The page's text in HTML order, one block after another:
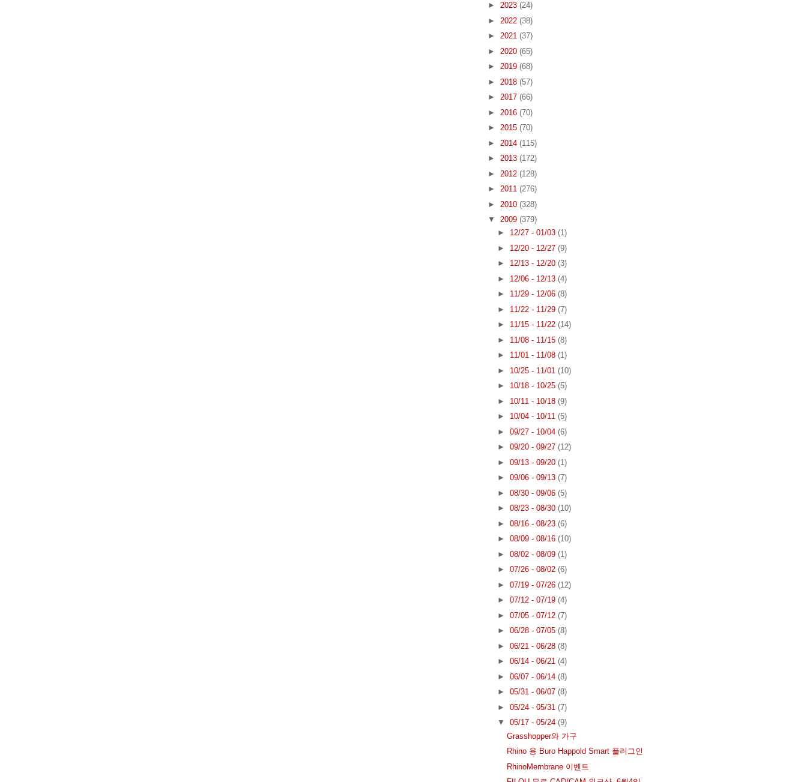
► 2023 (24)
► 2022 (38)
► 2021 (37)
► 2020 (65)
► 2019 (68)
► 2018 (57)
► 2017 (66)
► 2016 (70)
► 2015 (70)
► 2014 (115)
► 2013 (172)
► 2012 (128)
► 2011 (276)
► 2010 (328)
▼ 2009 (379)
► 12/27 - 01/03 (1)
► 12/20 - 12/27 (9)
► 12/13 - 12/20 (3)
► 12/06 - 12/13 (4)
► 11/29 - 12/06 (8)
► 11/22 - 11/29 (7)
► 11/15 - 11/22 (14)
► 11/08 - 11/15 (8)
► 11/01 - 11/08 (1)
► 10/25 - 11/01 (10)
► 10/18 - 10/25 (5)
► 10/11 - 10/18 (9)
► 10/04 - 10/11 (5)
► 09/27 - 10/04 (6)
► 09/20 - 09/27 (12)
► 09/13 - 09/20 (1)
► 09/06 - 09/13 (7)
► 08/30 - 09/06 (5)
► 08/23 - 08/30 (10)
► 08/16 - 08/23 (6)
► 08/09 - 08/16 (10)
► 08/02 - 08/09 (1)
► 07/26 - 08/02 (6)
► 07/19 - 07/26 (12)
► 07/12 - 07/19 (4)
► 07/05 - 07/12 (7)
► 06/28 - 07/05 (8)
► 06/21 - 06/28 (8)
► 06/14 - 06/21 (4)
► 06/07 - 06/14 (8)
► 05/31 - 06/07 (8)
► 05/24 - 05/31 (7)
▼ 05/17 - 05/24 (9)
Grasshopper와 가구
Rhino 용 Buro Happold Smart 플러그인
RhinoMembrane 이벤트